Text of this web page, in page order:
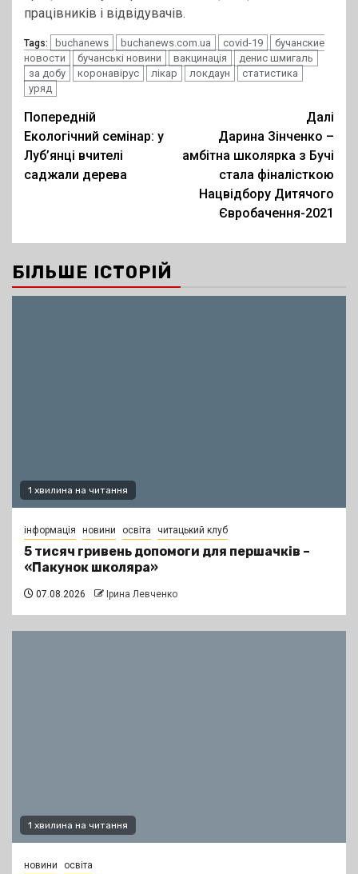
працівників і відвідувачів.
Tags: buchanews buchanews.com.ua covid-19
бучанские
новости
бучанські новини вакцинація
денис шмигаль
за добу
коронавірус лікар локдаун
статистика
уряд
Post
navigation
Попередній
Екологічний семінар: у
Луб’янці вчителі
саджали дерева
Далі
Дарина Зінченко –
амбітна школярка з Бучі
стала фіналісткою
Нацвідбору Дитячого
Євробачення-2021
БІЛЬШЕ ІСТОРІЙ
1 хвилина на читання
інформація новини освіта читацький клуб
5 тисяч гривень допомоги для першачків –
«Пакунок школяра»
07.08.2026 Ірина Левченко
1 хвилина на читання
новини освіта